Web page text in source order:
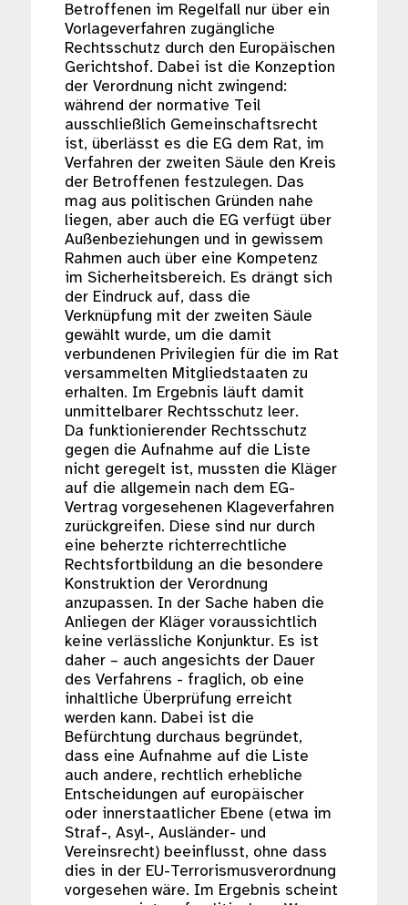
Betroffenen im Regelfall nur über ein
Vorlageverfahren zugängliche
Rechtsschutz durch den Europäischen
Gerichtshof. Dabei ist die Konzeption
der Verordnung nicht zwingend:
während der normative Teil
ausschließlich Gemeinschaftsrecht
ist, überlässt es die EG dem Rat, im
Verfahren der zweiten Säule den Kreis
der Betroffenen festzulegen. Das
mag aus politischen Gründen nahe
liegen, aber auch die EG verfügt über
Außenbeziehungen und in gewissem
Rahmen auch über eine Kompetenz
im Sicherheitsbereich. Es drängt sich
der Eindruck auf, dass die
Verknüpfung mit der zweiten Säule
gewählt wurde, um die damit
verbundenen Privilegien für die im Rat
versammelten Mitgliedstaaten zu
erhalten. Im Ergebnis läuft damit
unmittelbarer Rechtsschutz leer.
Da funktionierender Rechtsschutz
gegen die Aufnahme auf die Liste
nicht geregelt ist, mussten die Kläger
auf die allgemein nach dem EG-
Vertrag vorgesehenen Klageverfahren
zurückgreifen. Diese sind nur durch
eine beherzte richterrechtliche
Rechtsfortbildung an die besondere
Konstruktion der Verordnung
anzupassen. In der Sache haben die
Anliegen der Kläger voraussichtlich
keine verlässliche Konjunktur. Es ist
daher – auch angesichts der Dauer
des Verfahrens - fraglich, ob eine
inhaltliche Überprüfung erreicht
werden kann. Dabei ist die
Befürchtung durchaus begründet,
dass eine Aufnahme auf die Liste
auch andere, rechtlich erhebliche
Entscheidungen auf europäischer
oder innerstaatlicher Ebene (etwa im
Straf-, Asyl-, Ausländer- und
Vereinsrecht) beeinflusst, ohne dass
dies in der EU-Terrorismusverordnung
vorgesehen wäre. Im Ergebnis scheint